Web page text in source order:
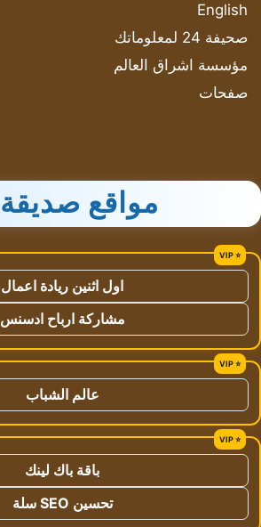
English
صحيفة 24 لمعلوماتك
مؤسسة اشراق العالم
صفحات
مواقع صديقة
اول اثنين ريادة اعمال
مشاركة ارباح ادسنس
عالم الشباب
باقة باك لينك
تحسين SEO سلة